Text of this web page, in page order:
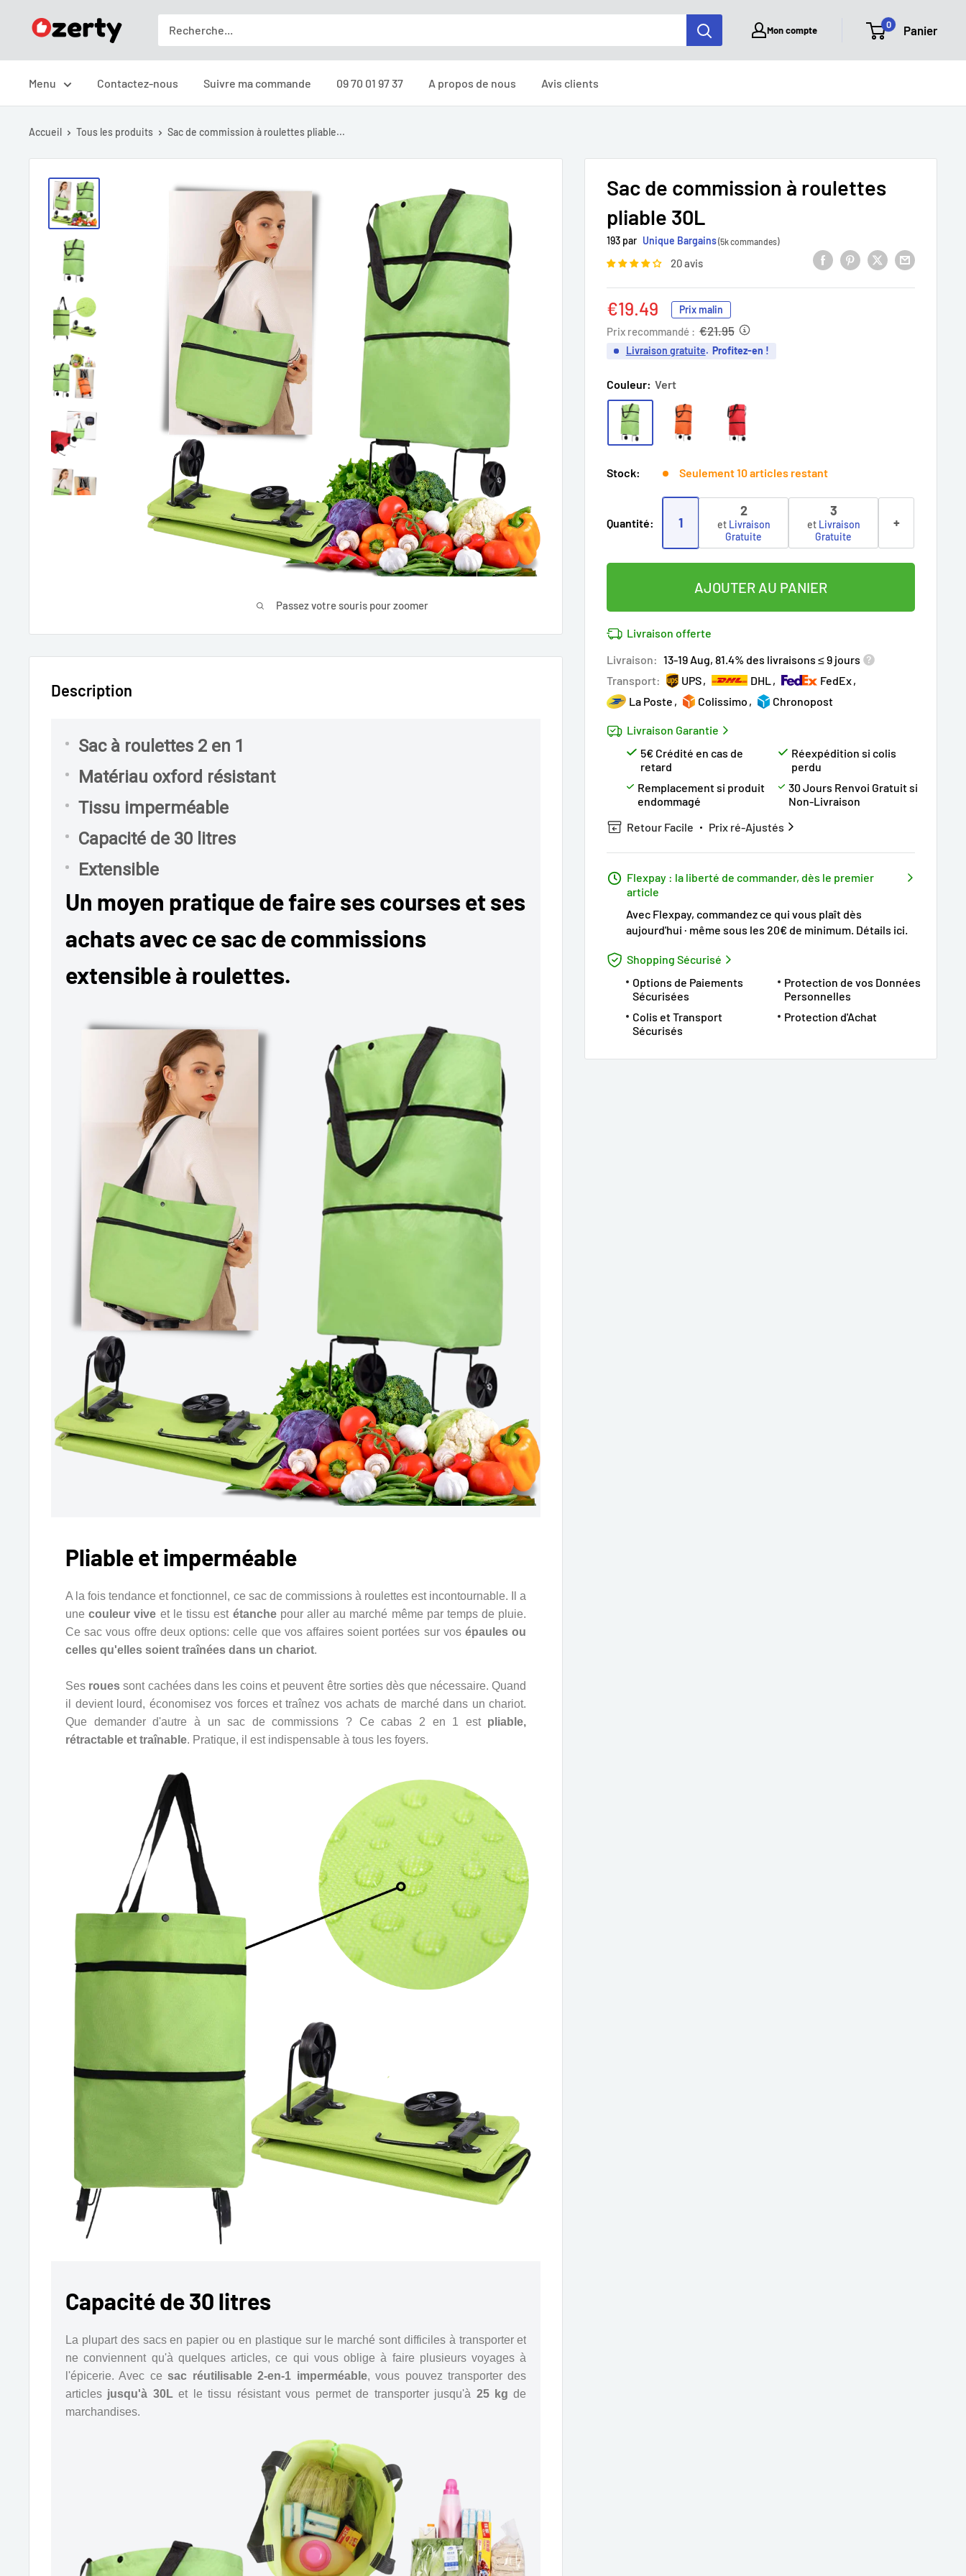
Ozerty
Mon compte 0 Panier
Menu Contactez-nous Suivre ma commande 09 70 01 97 37 A propos de nous Avis clients
Accueil Tous les produits Sac de commission à roulettes pliable...
Passez votre souris pour zoomer
Sac de commission à roulettes
pliable 30L
193 par Unique Bargains(5k commandes)
20 avis
Prix
réduit
€19.49 Prix malin
Prix recommandé : €21.95
Livraison gratuite. Profitez-en !
Couleur: Vert
Stock: Seulement 10 articles restant
Quantité: 1
2
et Livraison
Gratuite
3
et Livraison
Gratuite
+
AJOUTER AU PANIER
Livraison offerte
Livraison: 13-19 Aug, 81.4% des livraisons ≤ 9 jours
Transport:
UPS DHL
FedEx
La Poste
Colissimo Chronopost
Livraison Garantie
5€ Crédité en cas de
retard
Réexpédition si colis
perdu
Remplacement si produit
endommagé
30 Jours Renvoi Gratuit si
Non-Livraison
Retour Facile
Prix ré-Ajustés
Flexpay : la liberté de commander, dès le premier
article
Avec Flexpay, commandez ce qui vous plaît dès
aujourd'hui · même sous les 20€ de minimum. Détails ici.
Shopping Sécurisé
Options de Paiements
Sécurisées
Protection de vos Données
Personnelles
Colis et Transport
Sécurisés
Protection d'Achat
Description
Sac à roulettes 2 en 1
Matériau oxford résistant
Tissu imperméable
Capacité de 30 litres
Extensible
Un moyen pratique de faire ses courses et ses
achats avec ce sac de commissions
extensible à roulettes.
Pliable et imperméable
A la fois tendance et fonctionnel, ce sac de commissions à roulettes est incontournable. Il a
unecouleur vive et le tissu est étanchepour aller au marché même par temps de pluie.
Ce sac vous offre deux options: celle que vos affaires soient portées sur vosépaules ou
celles qu'elles soient traînées dans un chariot.
Ses roues sont cachées dans les coins et peuvent être sorties dès que nécessaire. Quand
il devient lourd, économisez vos forces et traînez vos achats de marché dans un chariot.
Que demander d'autre à un sac de commissions ? Ce cabas 2 en 1 est pliable,
rétractable et traînable. Pratique, il est indispensable à tous les foyers.
Capacité de 30 litres
La plupart des sacs en papier ou en plastique sur le marché sont difficiles à transporter et
ne conviennent qu'à quelques articles, ce qui vous oblige à faire plusieurs voyages à
l'épicerie. Avec cesac réutilisable 2-en-1 imperméable, vous pouvez transporter des
articles jusqu'à 30Let le tissu résistant vous permet de transporter jusqu'à 25 kg de
marchandises.